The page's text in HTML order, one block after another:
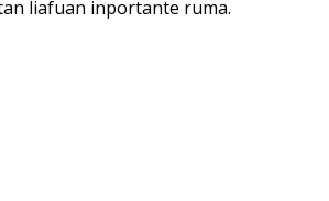
liafuan inportante ruma.